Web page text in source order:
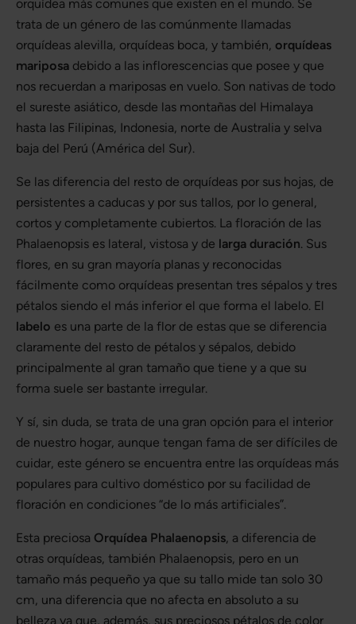
orquídea más comunes que existen en el mundo. Se
trata de un género de las comúnmente llamadas
orquídeas alevilla, orquídeas boca, y también, orquídeas
mariposa debido a las inflorescencias que posee y que
nos recuerdan a mariposas en vuelo. Son nativas de todo
el sureste asiático, desde las montañas del Himalaya
hasta las Filipinas, Indonesia, norte de Australia y selva
baja del Perú (América del Sur).
Se las diferencia del resto de orquídeas por sus hojas, de
persistentes a caducas y por sus tallos, por lo general,
cortos y completamente cubiertos. La floración de las
Phalaenopsis es lateral, vistosa y de larga duración. Sus
flores, en su gran mayoría planas y reconocidas
fácilmente como orquídeas presentan tres sépalos y tres
pétalos siendo el más inferior el que forma el labelo. El
labelo es una parte de la flor de estas que se diferencia
claramente del resto de pétalos y sépalos, debido
principalmente al gran tamaño que tiene y a que su
forma suele ser bastante irregular.
Y sí, sin duda, se trata de una gran opción para el interior
de nuestro hogar, aunque tengan fama de ser difíciles de
cuidar, este género se encuentra entre las orquídeas más
populares para cultivo doméstico por su facilidad de
floración en condiciones “de lo más artificiales”.
Esta preciosa Orquídea Phalaenopsis, a diferencia de
otras orquídeas, también Phalaenopsis, pero en un
tamaño más pequeño ya que su tallo mide tan solo 30
cm, una diferencia que no afecta en absoluto a su
belleza ya que, además, sus preciosos pétalos de color